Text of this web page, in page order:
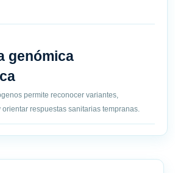
genómica
permite reconocer variantes,
respuestas sanitarias tempranas.